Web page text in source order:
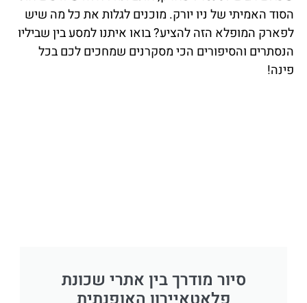
הסוד האמיתי של ניו יורק. מוכנים לגלות את כל מה שיש
לפארק המופלא הזה להציע? בואו איתנו למסע בין שביליו
הנסתרים והסיפורים הכי מסקרנים שמחכים לכם בכל
פינה!
סיור מודרך בין אתרי שכונת